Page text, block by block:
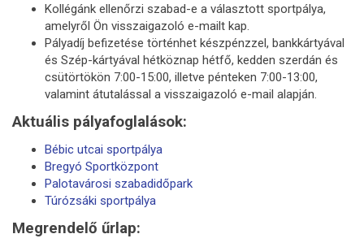
Kollégánk ellenőrzi szabad-e a választott sportpálya,
amelyről Ön visszaigazoló e-mailt kap.
Pályadíj befizetése történhet készpénzzel, bankkártyával
és Szép-kártyával hétköznap hétfő, kedden szerdán és
csütörtökön 7:00-15:00, illetve pénteken 7:00-13:00,
valamint átutalással a visszaigazoló e-mail alapján.
Aktuális pályafoglalások:
Bébic utcai sportpálya
Bregyó Sportközpont
Palotavárosi szabadidőpark
Túrózsáki sportpálya
Megrendelő űrlap: